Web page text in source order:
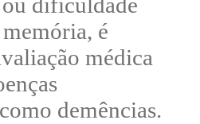
é
médica
demências.